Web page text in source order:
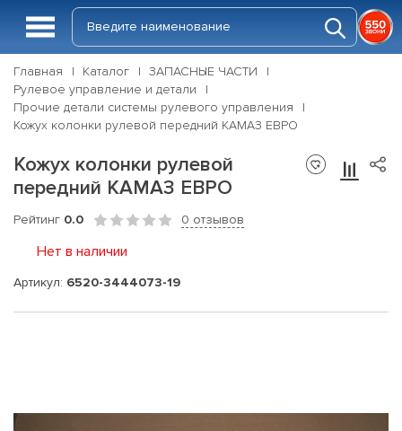
Главная Каталог
ЗАПАСНЫЕ ЧАСТИ
Рулевое управление и детали
Прочие детали системы рулевого управления
Кожух колонки рулевой передний КАМАЗ ЕВРО
Кожух колонки рулевой
передний КАМАЗ ЕВРО
Рейтинг 0.0 0 отзывов
Нет в наличии
Артикул: 6520-3444073-19